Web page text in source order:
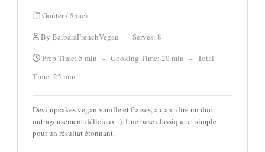
Goûter / Snack
By BarbaraFrenchVegan – Serves: 8
Prep Time: 5 min – Cooking Time: 20 min – Total
Time: 25 min
Des cupcakes vegan vanille et fraises, autant dire un duo
outrageusement délicieux :). Une base classique et simple
pour un résultat étonnant.